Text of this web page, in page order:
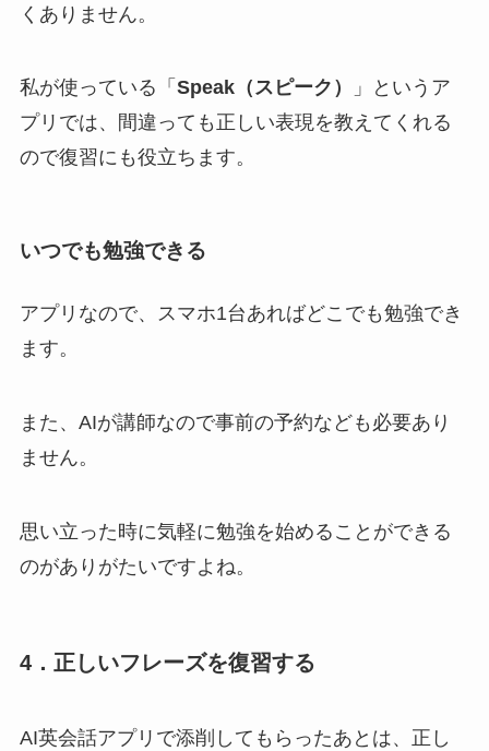
くありません。
私が使っている「 Speak（スピーク）
」というア
プリでは、間違っても正しい表現を教えてくれる
ので復習にも役立ちます。
いつでも勉強できる
アプリなので、スマホ1台あればどこでも勉強でき
ます。
また、AIが講師なので事前の予約なども必要あり
ません。
思い立った時に気軽に勉強を始めることができる
のがありがたいですよね。
4．正しいフレーズを復習する
AI英会話アプリで添削してもらったあとは、正し